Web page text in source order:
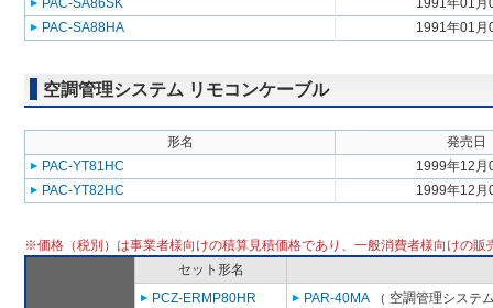
PAC-SA86SK
1991年01月
PAC-SA88HA
1991年01月
空調管理システム リモコンケーブル
形名
発売日
PAC-YT81HC
1999年12月
PAC-YT82HC
1999年12月
※価格（税別）は事業者様向けの積算見積価格であり、一般消費者様向けの販
セット形名
PCZ-ERMP80HR
PAR-40MA （ 空調管理システ